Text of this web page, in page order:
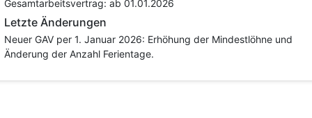
Gesamtarbeitsvertrag: ab 01.01.2026
Letzte Änderungen
Neuer GAV per 1. Januar 2026: Erhöhung der Mindestlöhne und
Änderung der Anzahl Ferientage.